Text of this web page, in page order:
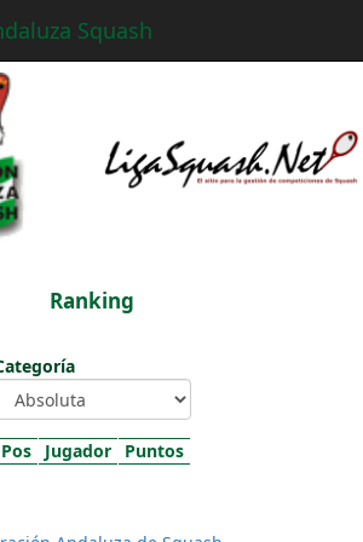
Squash
Ranking
Pos Jugador Puntos